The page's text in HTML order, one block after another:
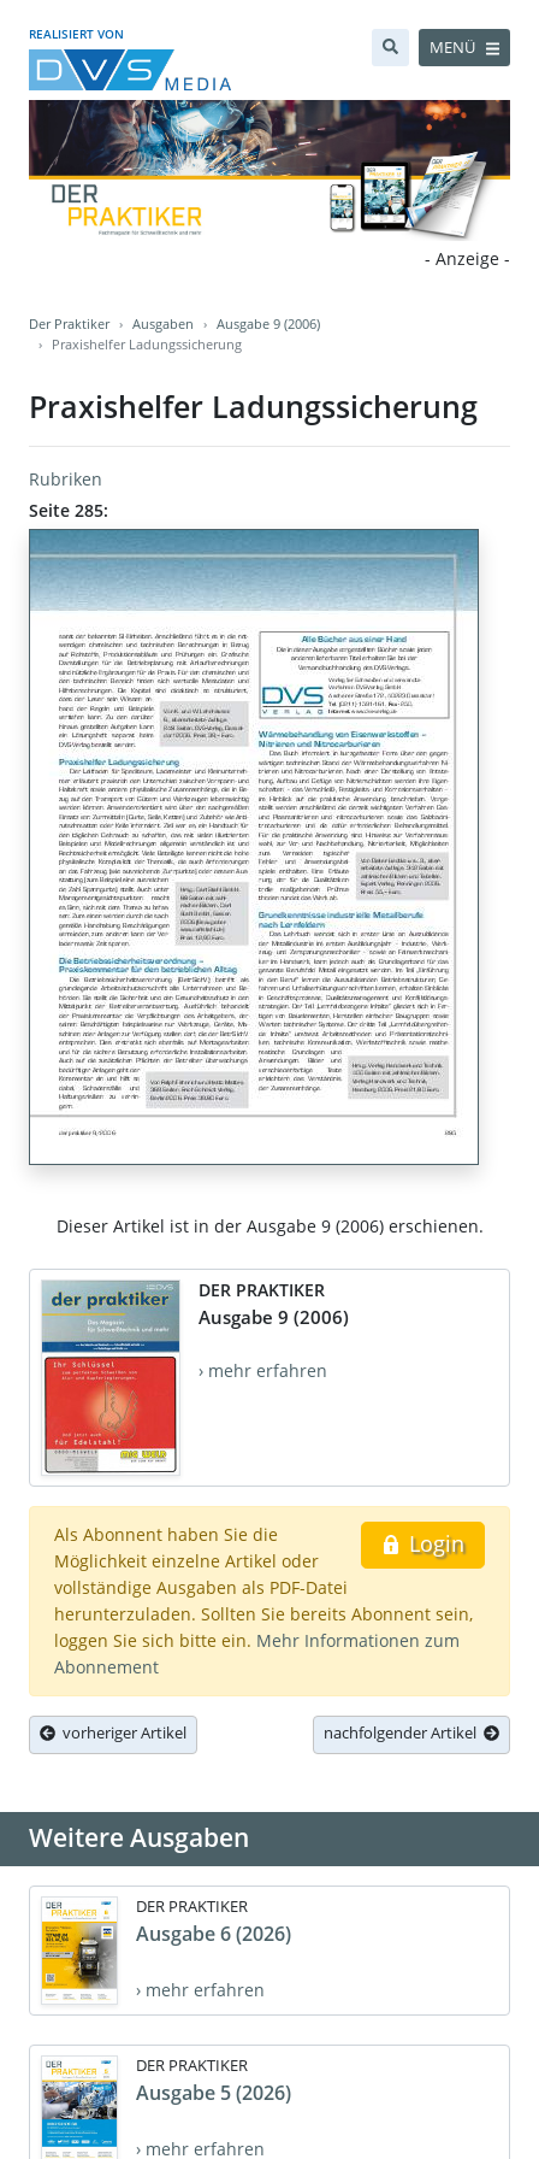
REALISIERT VON
MENÜ
- Anzeige -
Der Praktiker Ausgaben
Ausgabe 9 (2006)
Praxishelfer Ladungssicherung
Praxishelfer Ladungssicherung
Rubriken
Seite 285:
Dieser Artikel ist in der Ausgabe 9 (2006) erschienen.
DER PRAKTIKER
Ausgabe 9 (2006)
› mehr erfahren
Login
Als Abonnent haben Sie die
Möglichkeit einzelne Artikel oder
vollständige Ausgaben als PDF-Datei
herunterzuladen. Sollten Sie bereits Abonnent sein,
loggen Sie sich bitte ein. Mehr Informationen zum
Abonnement
vorheriger Artikel nachfolgender Artikel
Weitere Ausgaben
DER PRAKTIKER
Ausgabe 6 (2026)
› mehr erfahren
DER PRAKTIKER
Ausgabe 5 (2026)
› mehr erfahren